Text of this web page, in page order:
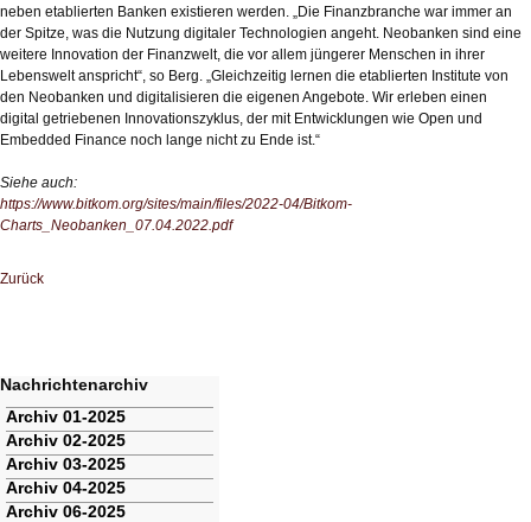
neben etablierten Banken existieren werden. „Die Finanzbranche war immer an
der Spitze, was die Nutzung digitaler Technologien angeht. Neobanken sind eine
weitere Innovation der Finanzwelt, die vor allem jüngerer Menschen in ihrer
Lebenswelt anspricht“, so Berg. „Gleichzeitig lernen die etablierten Institute von
den Neobanken und digitalisieren die eigenen Angebote. Wir erleben einen
digital getriebenen Innovationszyklus, der mit Entwicklungen wie Open und
Embedded Finance noch lange nicht zu Ende ist.“
Siehe auch:
https://www.bitkom.org/sites/main/files/2022-04/Bitkom-
Charts_Neobanken_07.04.2022.pdf
Zurück
Nachrichtenarchiv
Navigation
überspringen
Archiv 01-2025
Archiv 02-2025
Archiv 03-2025
Archiv 04-2025
Archiv 06-2025